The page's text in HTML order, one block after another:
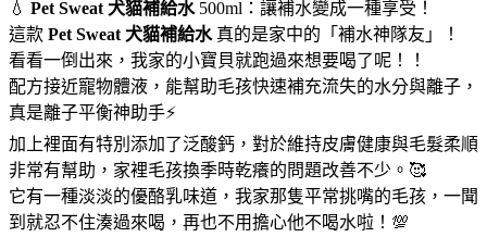
💧 Pet Sweat 犬貓補給水500ml：讓補水變成一種享受！
這款 Pet Sweat 犬貓補給水 真的是家中的「補水神隊友」！
看看一倒出來，我家的小寶貝就跑過來想要喝了呢！！
配方接近寵物體液，能幫助毛孩快速補充流失的水分與離子，
真是離子平衡神助手⚡
加上裡面有特別添加了泛酸鈣，對於維持皮膚健康與毛髮柔順
非常有幫助，家裡毛孩換季時乾癢的問題改善不少。🥰
它有一種淡淡的優酪乳味道，我家那隻平常挑嘴的毛孩，一聞
到就忍不住湊過來喝，再也不用擔心他不喝水啦！💯